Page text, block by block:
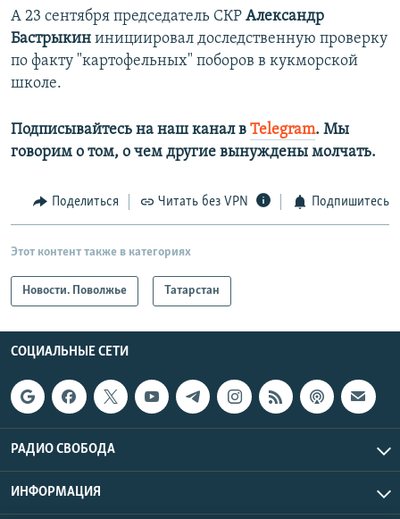
А 23 сентября председатель СКР Александр
Бастрыкин инициировал доследственную проверку
по факту "картофельных" поборов в кукморской
школе.
Подписывайтесь на наш канал в Telegram. Мы
говорим о том, о чем другие вынуждены молчать.
Поделиться Читать без VPN Подпишитесь
Этот контент также в категориях
Новости. Поволжье Татарстан
СОЦИАЛЬНЫЕ СЕТИ
РАДИО СВОБОДА
ИНФОРМАЦИЯ